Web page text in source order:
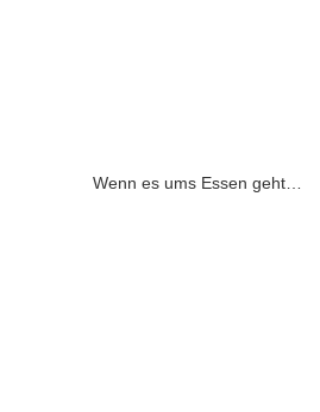
Wenn es ums Essen geht…